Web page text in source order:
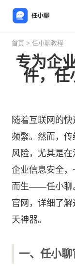
首页 > 任小聊教程
专为企
件，任
随着互联网的
频繁。然而，
风险，尤其是
企业信息安全
而生——任小聊
官网，详细了
天神器。
一、任小